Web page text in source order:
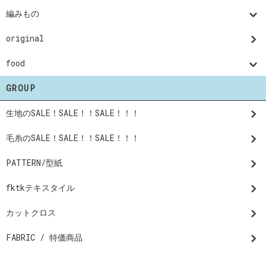
編みもの
original
food
GROUP
生地のSALE！SALE！！SALE！！！
毛糸のSALE！SALE！！SALE！！！
PATTERN/型紙
fktkテキスタイル
カットクロス
FABRIC / 特価商品